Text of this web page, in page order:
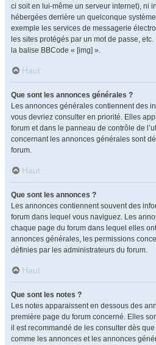
ci soit en lui-même un serveur internet), ni
hébergées derrière un quelconque
exemple les services de messagerie
les sites protégés par un mot de passe,
la balise BBCode « [img] ».
Haut
Que sont les annonces générales ?
Les annonces générales contiennent des
vous devriez consulter en priorité. Elles
forum et dans le panneau de contrôle de
concernant les annonces générales sont
forum.
Haut
Que sont les annonces ?
Les annonces contiennent souvent des
forum dans lequel vous naviguez. Les
chaque page du forum dans lequel elles
annonces générales, les permissions
définies par les administrateurs du forum.
Haut
Que sont les notes ?
Les notes apparaissent en dessous des
première page du forum concerné. Elles
il est recommandé de les consulter dès
comme les annonces et les annonces